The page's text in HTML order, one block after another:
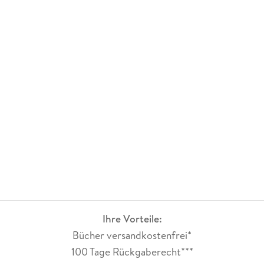
Ihre Vorteile:
Bücher versandkostenfrei*
100 Tage Rückgaberecht***